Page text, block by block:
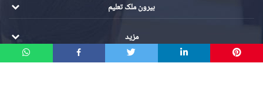
بیرون ملک تعلیم
مزید